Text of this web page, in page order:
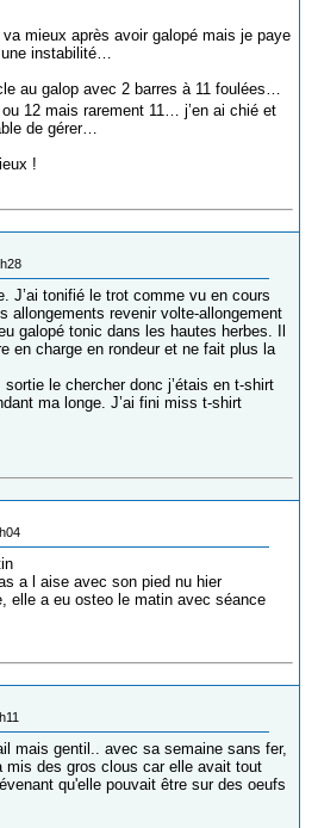
mieux après avoir galopé mais je paye
instabilité…
au galop avec 2 barres à 11 foulées…
ou 12 mais rarement 11… j’en ai chié et
de gérer…
!
J’ai tonifié le trot comme vu en cours
allongements revenir volte-allongement
galopé tonic dans les hautes herbes. Il
en charge en rondeur et ne fait plus la
sortie le chercher donc j’étais en t-shirt
ma longe. J’ai fini miss t-shirt
a l aise avec son pied nu hier
elle a eu osteo le matin avec séance
mais gentil.. avec sa semaine sans fer,
mis des gros clous car elle avait tout
qu'elle pouvait être sur des oeufs